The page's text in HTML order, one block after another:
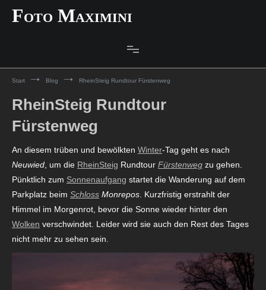
InhaltFoto Maximini
Start Blog RheinSteig Rundtour Fürstenweg
RheinSteig Rundtour
Fürstenweg
An diesem trüben und bewölkten Winter-Tag geht es nach
Neuwied , um die RheinSteig Rundtour Fürstenweg zu gehen.
Pünktlich zum Sonnenaufgang startet die Wanderung auf dem
Parkplatz beim Schloss Monrepos . Kurzfristig erstrahlt der
Himmel im Morgenrot, bevor die Sonne wieder hinter den
Wolken verschwindet. Leider wird sie auch den Rest des Tages
nicht mehr zu sehen sein.